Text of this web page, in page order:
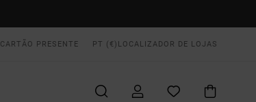
CARTÃO PRESENTE PT (€) LOCALIZADOR DE LOJAS